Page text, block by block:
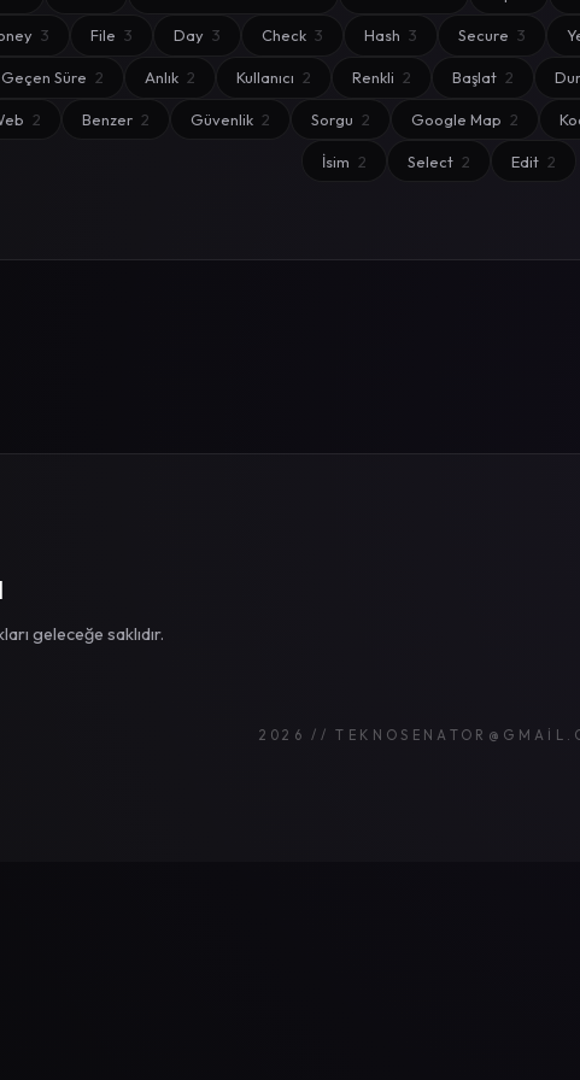
3 File 3 Day 3 Check 3 Hash 3 Secure 3
Geçen Süre 2 Anlık 2 Kullanıcı 2 Renkli 2 Başlat 2
2 Benzer 2 Güvenlik 2 Sorgu 2 Google Map 2
İsim 2 Select 2 Edit 2
geleceğe saklıdır.
2026 //